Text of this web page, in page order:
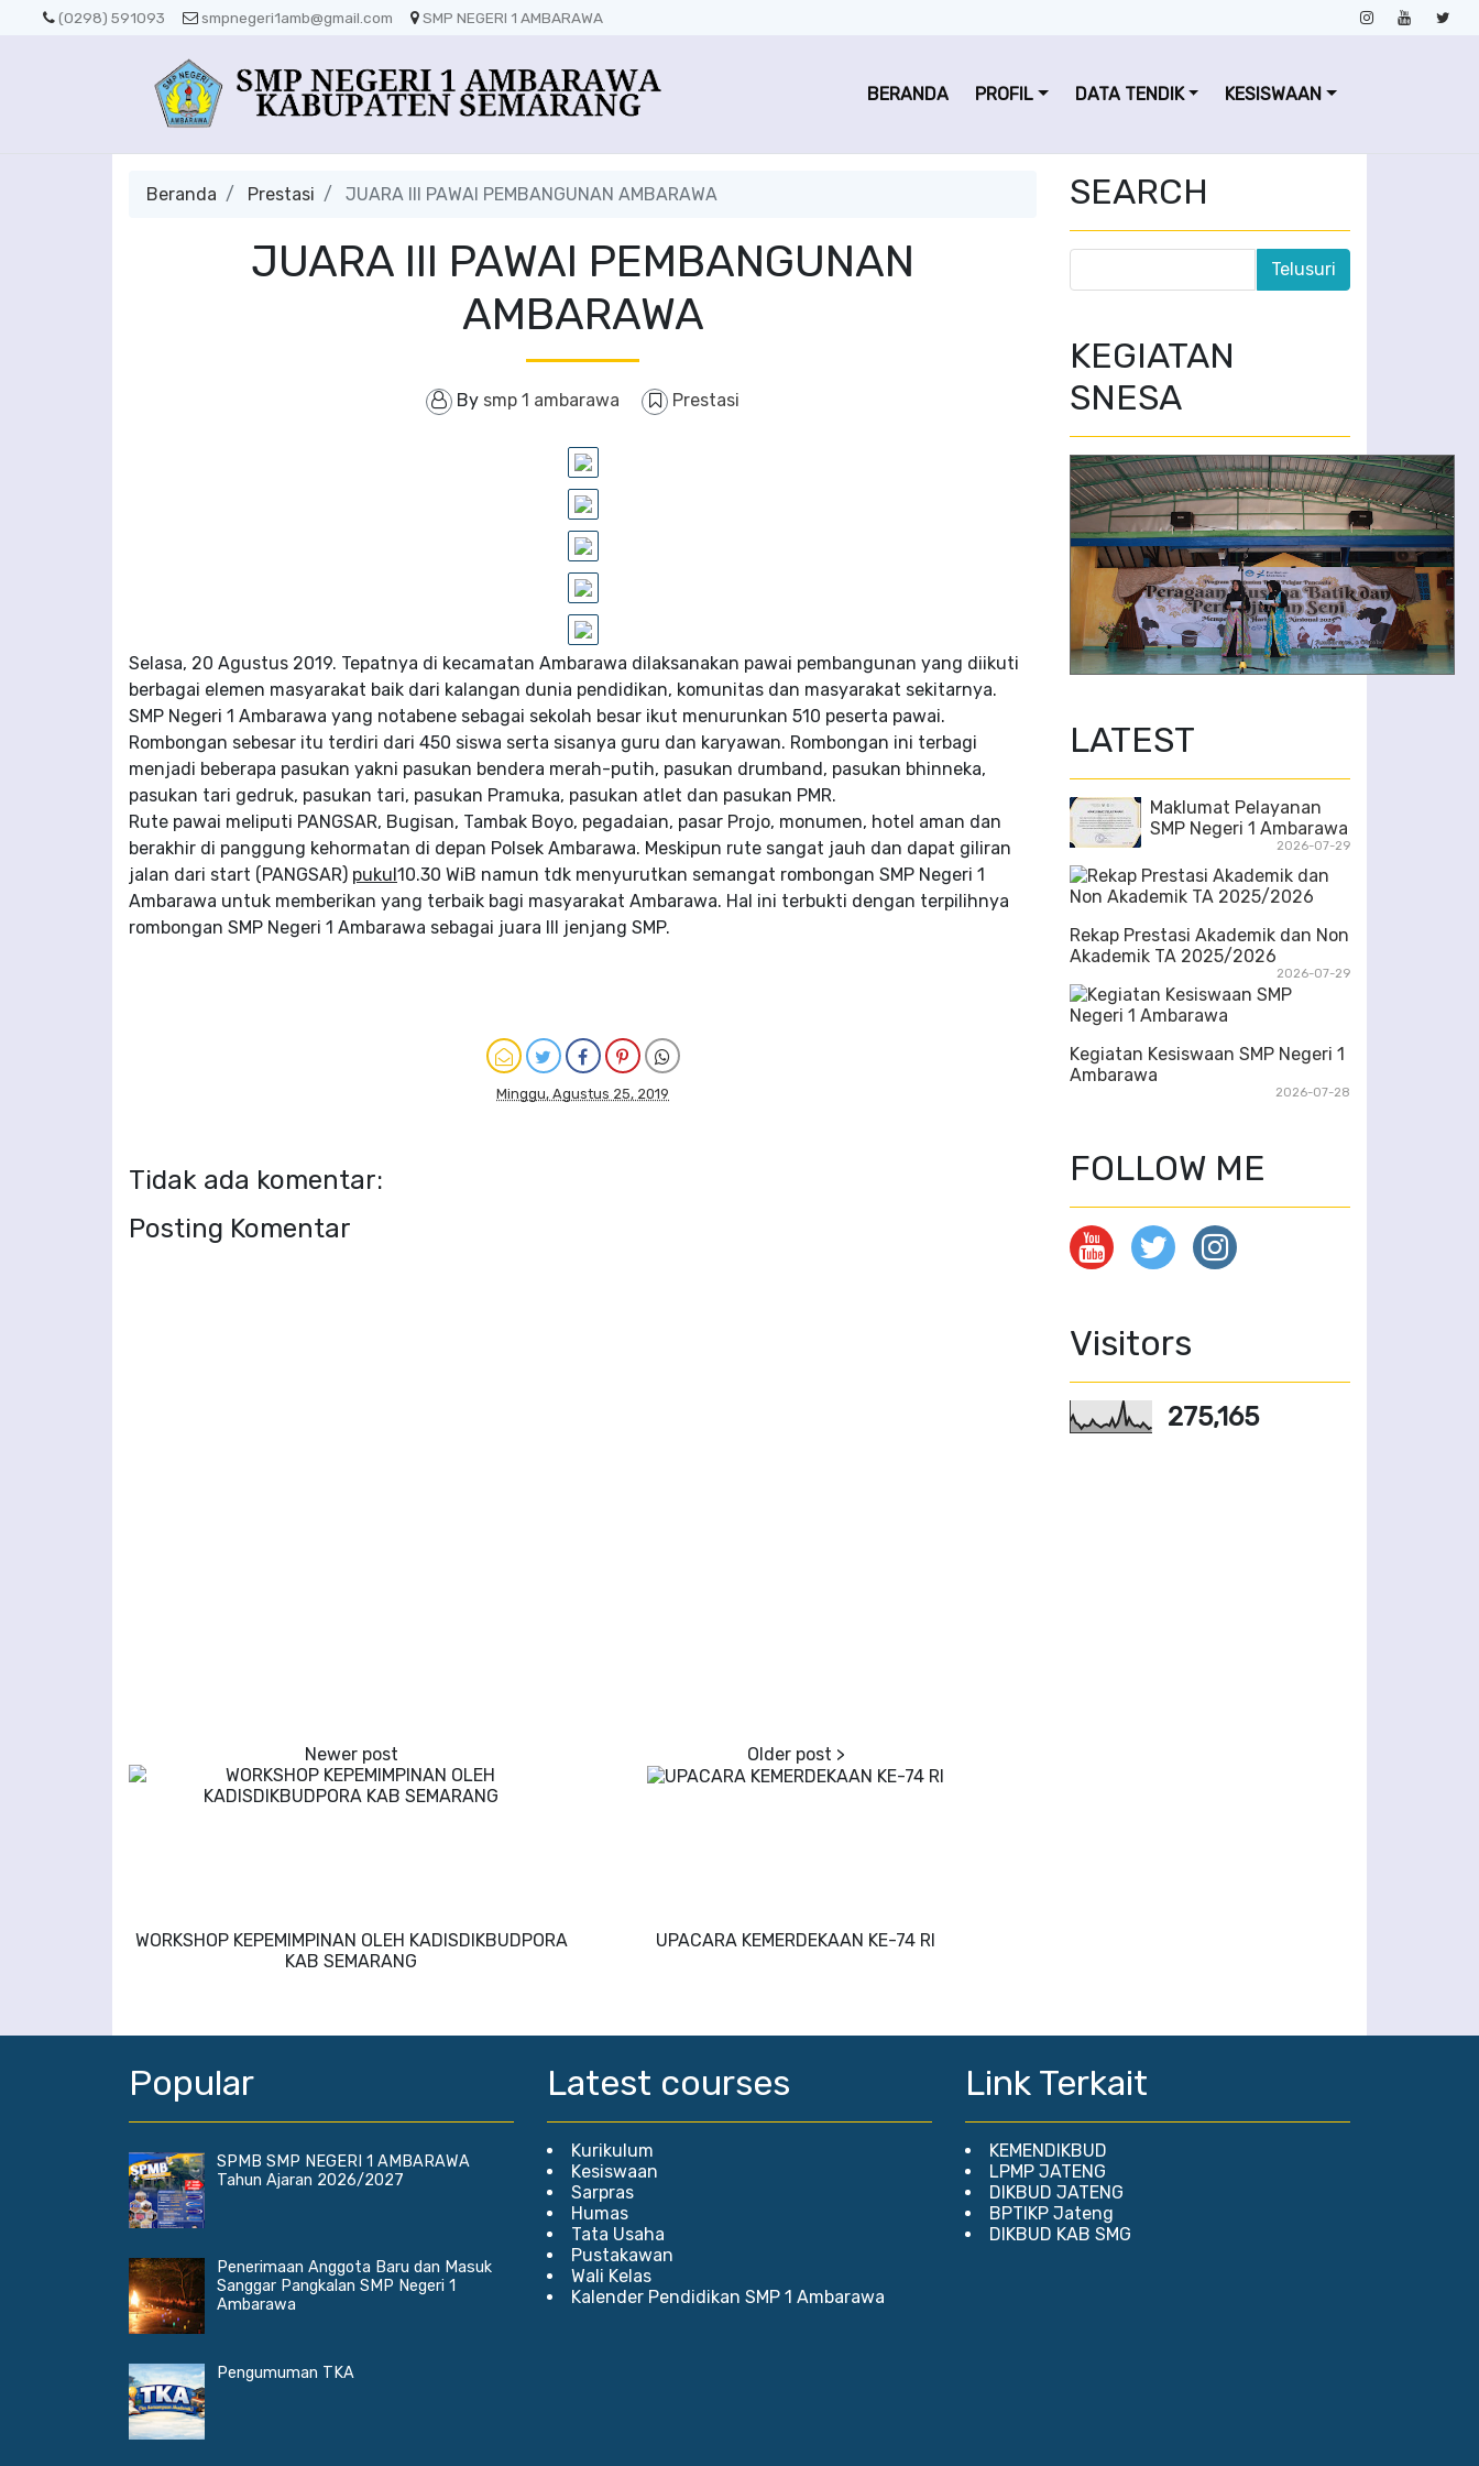
(0298) 591093 smpnegeri1amb@gmail.com SMP NEGERI 1 AMBARAWA
BERANDA PROFIL DATA TENDIK KESISWAAN
Beranda Prestasi JUARA III PAWAI PEMBANGUNAN AMBARAWA
JUARA III PAWAI PEMBANGUNAN
AMBARAWA
By smp 1 ambarawa Prestasi
Selasa, 20 Agustus 2019. Tepatnya di kecamatan Ambarawa dilaksanakan pawai pembangunan yang diikuti
berbagai elemen masyarakat baik dari kalangan dunia pendidikan, komunitas dan masyarakat sekitarnya.
SMP Negeri 1 Ambarawa yang notabene sebagai sekolah besar ikut menurunkan 510 peserta pawai.
Rombongan sebesar itu terdiri dari 450 siswa serta sisanya guru dan karyawan. Rombongan ini terbagi
menjadi beberapa pasukan yakni pasukan bendera merah-putih, pasukan drumband, pasukan bhinneka,
pasukan tari gedruk, pasukan tari, pasukan Pramuka, pasukan atlet dan pasukan PMR.
Rute pawai meliputi PANGSAR, Bugisan, Tambak Boyo, pegadaian, pasar Projo, monumen, hotel aman dan
berakhir di panggung kehormatan di depan Polsek Ambarawa. Meskipun rute sangat jauh dan dapat giliran
jalan dari start (PANGSAR) pukul10.30 WiB namun tdk menyurutkan semangat rombongan SMP Negeri 1
Ambarawa untuk memberikan yang terbaik bagi masyarakat Ambarawa. Hal ini terbukti dengan terpilihnya
rombongan SMP Negeri 1 Ambarawa sebagai juara III jenjang SMP.
Minggu, Agustus 25, 2019
Tidak ada komentar:
Posting Komentar
WORKSHOP KEPEMIMPINAN OLEH KADISDIKBUDPORA
KAB SEMARANG
UPACARA KEMERDEKAAN KE-74 RI
SEARCH
KEGIATAN
SNESA
LATEST
Maklumat Pelayanan
SMP Negeri 1 Ambarawa
2026-07-29
Rekap Prestasi Akademik dan Non
Akademik TA 2025/2026
2026-07-29
Kegiatan Kesiswaan SMP Negeri 1
Ambarawa
2026-07-28
FOLLOW ME
Visitors
275,165
Popular
SPMB SMP NEGERI 1 AMBARAWA
Tahun Ajaran 2026/2027
Penerimaan Anggota Baru dan Masuk
Sanggar Pangkalan SMP Negeri 1
Ambarawa
Pengumuman TKA
Latest courses
Kurikulum
Kesiswaan
Sarpras
Humas
Tata Usaha
Pustakawan
Wali Kelas
Kalender Pendidikan SMP 1 Ambarawa
Link Terkait
KEMENDIKBUD
LPMP JATENG
DIKBUD JATENG
BPTIKP Jateng
DIKBUD KAB SMG